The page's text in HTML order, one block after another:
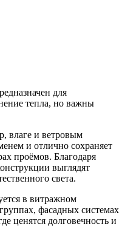
для
тепла, но важны
влаге и ветровым
и отлично сохраняет
проёмов. Благодаря
выглядят
света.
в витражном
фасадных системах
ценятся долговечность и